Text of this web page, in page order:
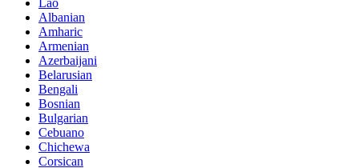
Albanian
Amharic
Armenian
Azerbaijani
Belarusian
Bengali
Bosnian
Bulgarian
Cebuano
Chichewa
Corsican